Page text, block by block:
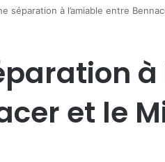
séparation à l’amiable entre
à
et le